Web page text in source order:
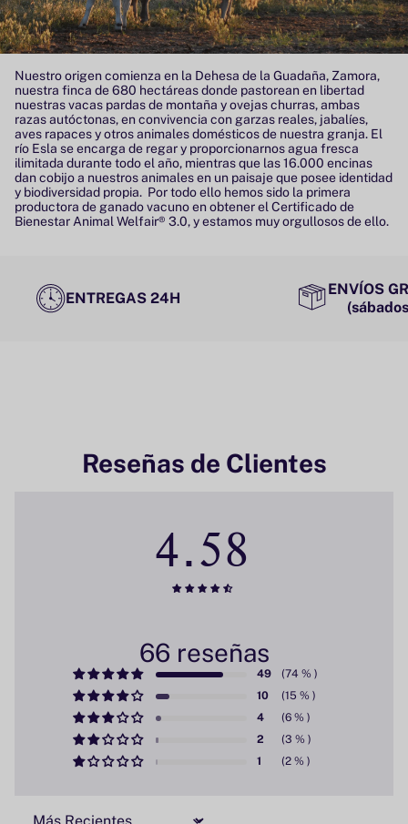
Nuestro origen comienza en la Dehesa de la Guadaña, Zamora,
nuestra finca de 680 hectáreas donde pastorean en libertad
nuestras vacas pardas de montaña y ovejas churras, ambas
razas autóctonas, en convivencia con garzas reales, jabalíes,
aves rapaces y otros animales domésticos de nuestra granja. El
río Esla se encarga de regar y proporcionarnos agua fresca
ilimitada durante todo el año, mientras que las 16.000 encinas
dan cobijo a nuestros animales en un paisaje que posee identidad
y biodiversidad propia. Por todo ello hemos sido la primera
productora de ganado vacuno en obtener el Certificado de
Bienestar Animal Welfair® 3.0, y estamos muy orgullosos de ello.
ENTREGAS 24H
ENVÍOS
Reseñas de Clientes
4.58
66 reseñas
49
10
4
2
1